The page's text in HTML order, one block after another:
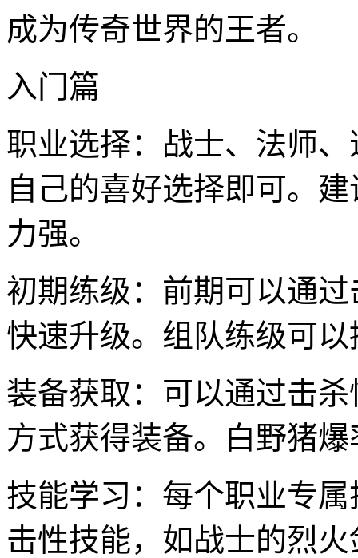
成为传奇世界的王者。
入门篇
职业选择：战士、法师
自己的喜好选择即可。
力强。
初期练级：前期可以通
快速升级。组队练级可
装备获取：可以通过击
方式获得装备。白野猪
技能学习：每个职业专
击性技能，如战士的烈火